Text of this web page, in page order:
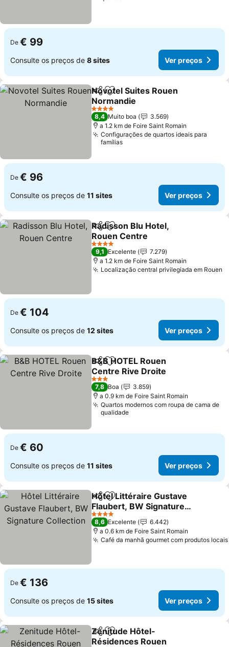
De € 99
Consulte os preços de 8 sites Ver preços
PartilharAdicionar aos favoritos
Novotel Suites Rouen
Normandie
4 Estrelas
8,4 Muito boa
3.569
a 1.2 km de Foire Saint Romain
Configurações de quartos ideais para
famílias
De € 96
Consulte os preços de 11 sites Ver preços
PartilharAdicionar aos favoritos
Radisson Blu Hotel,
Rouen Centre
4 Estrelas
9,1 Excelente
7.279
a 1.2 km de Foire Saint Romain
Localização central privilegiada em Rouen
De € 104
Consulte os preços de 12 sites Ver preços
PartilharAdicionar aos favoritos
B&B HOTEL Rouen
Centre Rive Droite
3 Estrelas
7,8 Boa
3.859
a 0.9 km de Foire Saint Romain
Quartos modernos com roupa de cama de
qualidade
De € 60
Consulte os preços de 11 sites Ver preços
PartilharAdicionar aos favoritos
Hôtel Littéraire Gustave
Flaubert, BW Signature
Collection
4 Estrelas
8,6 Excelente
6.442
a 0.6 km de Foire Saint Romain
Café da manhã gourmet com produtos locais
De € 136
Consulte os preços de 15 sites Ver preços
PartilharAdicionar aos favoritos
Zenitude Hôtel-
Résidences Rouen